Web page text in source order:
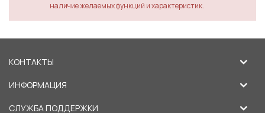
наличие желаемых функций и характеристик.
КОНТАКТЫ
ИНФОРМАЦИЯ
СЛУЖБА ПОДДЕРЖКИ